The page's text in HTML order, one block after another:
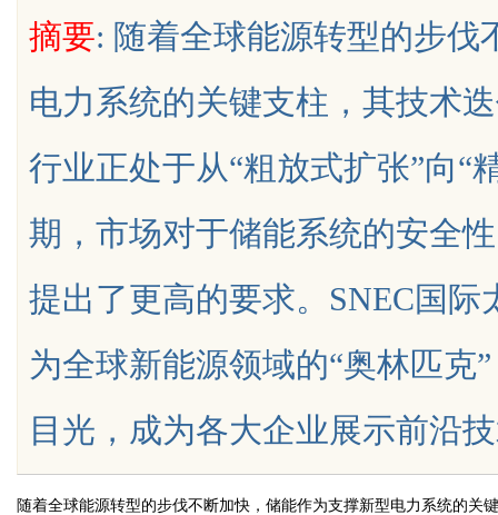
uz
摘要: 随着全球能源转型的步伐
电力系统的关键支柱，其技术
行业正处于从“粗放式扩张”向“
期，市场对于储能系统的安全
提出了更高的要求。SNEC国
为全球新能源领域的“奥林匹克
目光，成为各大企业展示前沿
随着全球能源转型的步伐不断加快，储能作为支撑新型电力系统的关
星图AI助力产业金融智能升级